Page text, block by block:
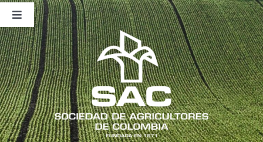
Saltar
contenido
Toggle
Navigation
Nosotros
Publicaciones
Sala de Prensa
Eventos